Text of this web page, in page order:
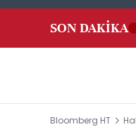
SON DAKİKA
Bloomberg HT